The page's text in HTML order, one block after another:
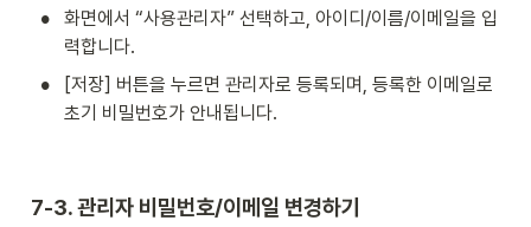
•
화면에서 “사용관리자” 선택하고, 아이디/이름/이메일을 입
력합니다.
•
[저장] 버튼을 누르면 관리자로 등록되며, 등록한 이메일로
초기 비밀번호가 안내됩니다.
7-3. 관리자 비밀번호/이메일 변경하기